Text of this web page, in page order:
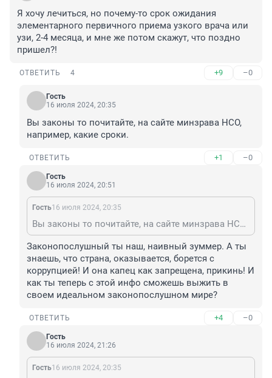
Я хочу лечиться, но почему-то срок ожидания
элементарного первичного приема узкого врача или
узи, 2-4 месяца, и мне же потом скажут, что поздно
пришел?!
ОТВЕТИТЬ 4 +9 –0
Гость
16 июля 2024, 20:35
Вы законы то почитайте, на сайте минзрава НСО,
например, какие сроки.
ОТВЕТИТЬ +1 –0
Гость
16 июля 2024, 20:51
Гость16 июля 2024, 20:35
Вы законы то почитайте, на сайте минзрава НСО, например, какие сроки.
Законопослушный ты наш, наивный зуммер. А ты
знаешь, что страна, оказывается, борется с
коррупцией! И она капец как запрещена, прикинь! И
как ты теперь с этой инфо сможешь выжить в
своем идеальном законопослушном мире?
ОТВЕТИТЬ +4 –0
Гость
16 июля 2024, 21:26
Гость16 июля 2024, 20:35